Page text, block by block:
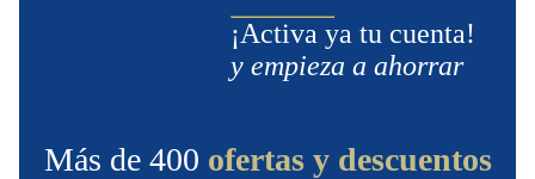
¡Activa ya tu cuenta!
y empieza a ahorrar
Más de 400 ofertas y descuentos